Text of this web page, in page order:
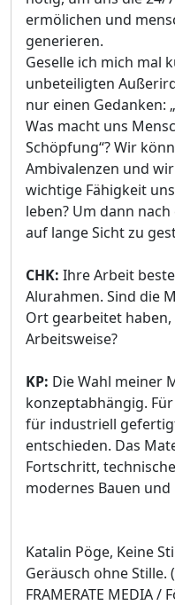
ermölichen und
generieren.
Geselle ich mich mal
unbeteiligten
nur einen Gedanken:
Was macht uns
Schöpfung“? Wir
Ambivalenzen und
wichtige Fähigkeit
leben? Um dann
auf lange Sicht zu
CHK: Ihre Arbeit
Alurahmen. Sind die
Ort gearbeitet
Arbeitsweise?
KP: Die Wahl meiner
konzeptabhängig.
für industriell
entschieden. Das
Fortschritt,
modernes Bauen und
Katalin Pöge, Keine
Geräusch ohne Stille.
FRAMERATE MEDIA